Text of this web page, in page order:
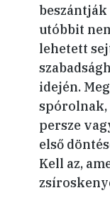
beszántják
utóbbit
lehetett
idején.
persze
első
Kell az,